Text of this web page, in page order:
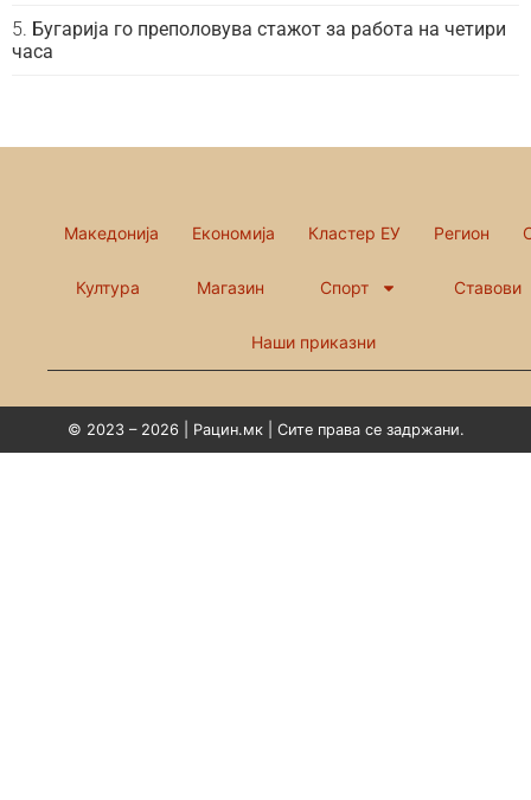
Бугарија го преполовува стажот за работа на четири
часа
Македонија Економија Кластер ЕУ Регион
Култура Магазин Спорт Ставови
Наши приказни
© 2023 – 2026 | Рацин.мк | Сите права се задржани.